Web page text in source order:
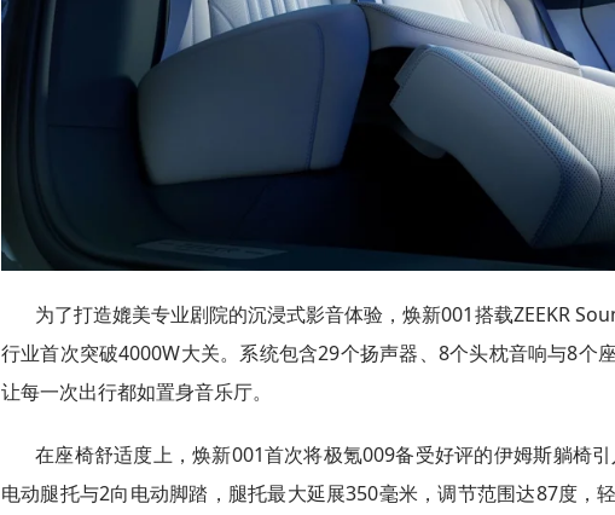
为了打造媲美专业剧院的沉浸式影音体验，焕新001搭载ZEEKR
行业首次突破4000W大关。系统包含29个扬声器、8个头枕音响与8个
让每一次出行都如置身音乐厅。
在座椅舒适度上，焕新001首次将极氪009备受好评的伊姆斯躺椅
电动腿托与2向电动脚踏，腿托最大延展350毫米，调节范围达87度，